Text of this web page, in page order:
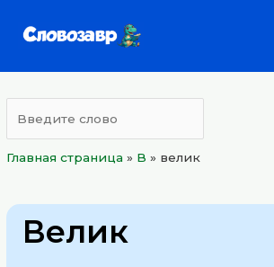
Главная страница » B » велик
Велик